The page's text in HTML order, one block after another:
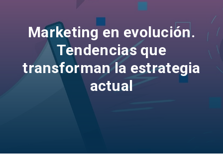
Marketing en evolución.
Tendencias que
transforman la estrategia
actual